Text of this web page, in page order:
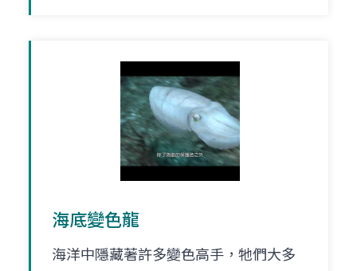
海底變色龍
海洋中隱藏著許多變色高手，牠們大多